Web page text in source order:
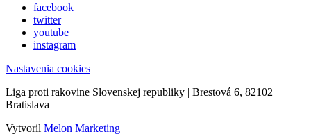
facebook
twitter
youtube
instagram
Nastavenia cookies
Liga proti rakovine Slovenskej republiky | Brestová 6, 82102
Bratislava
Vytvoril Melon Marketing